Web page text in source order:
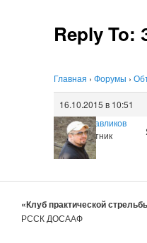
Reply To:
Главная › Форумы ›
16.10.2015 в 10:51
Евгений Павликов
Участник
«Клуб практической
РССК ДОСААФ